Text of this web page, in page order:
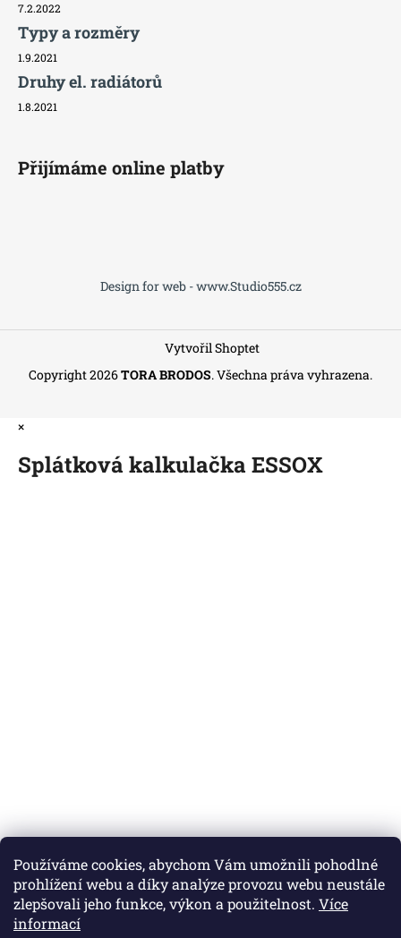
Používáme cookies, abychom Vám umožnili pohodlné
prohlížení webu a díky analýze provozu webu neustále
zlepšovali jeho funkce, výkon a použitelnost. Více
informací
7.2.2022
Typy a rozměry
1.9.2021
Druhy el. radiátorů
1.8.2021
Přijímáme online platby
Design for web - www.Studio555.cz
Vytvořil Shoptet
Copyright 2026TORA BRODOS. Všechna práva vyhrazena.
×
Splátková kalkulačka ESSOX